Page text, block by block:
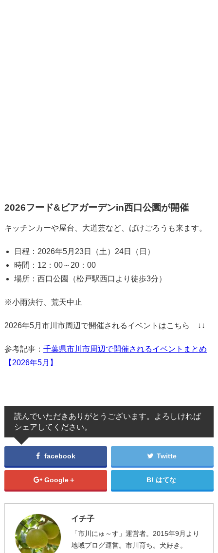
2026フード&ビアガーデンin西口公園が開催
キッチンカーや屋台、大道芸など、ばけごろうも来ます。
日程：2026年5月23日（土）24日（日）
時間：12：00～20：00
場所：西口公園（松戸駅西口より徒歩3分）
※小雨決行、荒天中止
2026年5月市川市周辺で開催されるイベントはこちら ↓↓
参考記事： 千葉県市川市周辺で開催されるイベントまとめ
【2026年5月】
読んでいただきありがとうございます。よろしければ
シェアしてください。
facebook Twitte
Google＋ はてな
イチ子
「市川にゅ～す」運営者。2015年9月より
地域ブログ運営。市川育ち。犬好き。